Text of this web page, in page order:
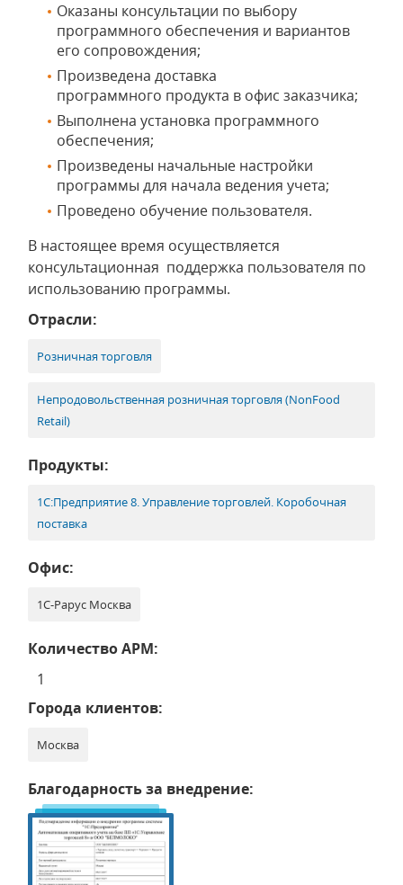
Оказаны консультации по выбору
программного обеспечения и вариантов
его сопровождения;
Произведена доставка
программного продукта в офис заказчика;
Выполнена установка программного
обеспечения;
Произведены начальные настройки
программы для начала ведения учета;
Проведено обучение пользователя.
В настоящее время осуществляется
консультационная поддержка пользователя по
использованию программы.
Отрасли:
Розничная торговля
Непродовольственная розничная торговля (NonFood
Retail)
Продукты:
1С:Предприятие 8. Управление торговлей. Коробочная
поставка
Офис:
1С-Рарус Москва
Количество АРМ:
1
Города клиентов:
Москва
Благодарность за внедрение: